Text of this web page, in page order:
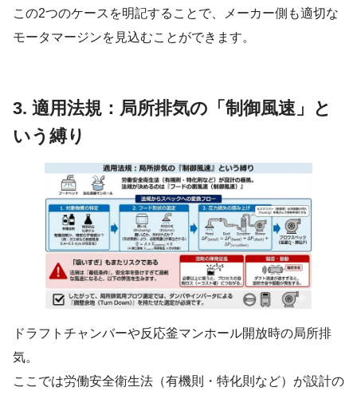
この2つのケースを明記することで、メーカー側も適切な
モータマージンを見込むことができます。
3. 適用法規：局所排気の「制御風速」と
いう縛り
ドラフトチャンバーや反応釜マンホール開放時の局所排
気。
ここでは労働安全衛生法（有機則・特化則など）が設計の